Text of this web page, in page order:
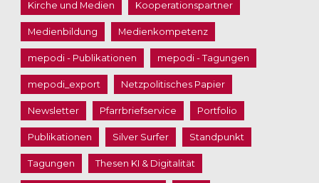
Kirche und Medien Kooperationspartner
Medienbildung Medienkompetenz
mepodi - Publikationen mepodi - Tagungen
mepodi_export Netzpolitisches Papier
Newsletter Pfarrbriefservice Portfolio
Publikationen Silver Surfer Standpunkt
Tagungen Thesen KI & Digitalität